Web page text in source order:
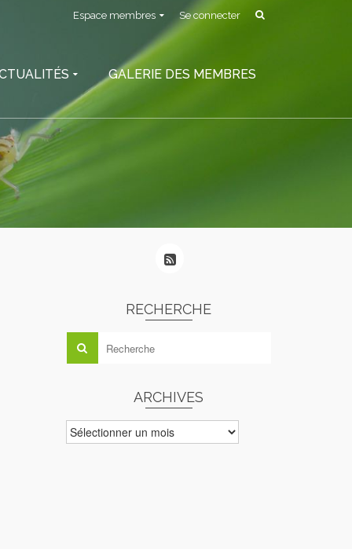
Espace membres Se connecter
GALERIE DES MEMBRES
RECHERCHE
ARCHIVES
ARCHIVES